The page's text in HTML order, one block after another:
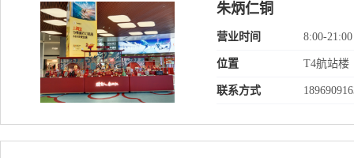
朱炳仁铜
营业时间 8:00-21:00
位置 T4航站楼
联系方式